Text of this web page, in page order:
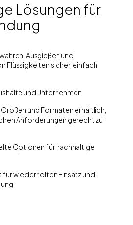
Lösungen für
Ausgießen und
Flüssigkeiten sicher, einfach
und Unternehmen
und Formaten erhältlich,
Anforderungen gerecht zu
Optionen für nachhaltige
für wiederholten Einsatz und